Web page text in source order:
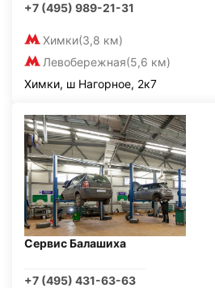
+7 (495) 989-21-31
Химки(3,8 км)
Левобережная(5,6 км)
Химки, ш Нагорное, 2к7
Сервис Балашиха
+7 (495) 431-63-63